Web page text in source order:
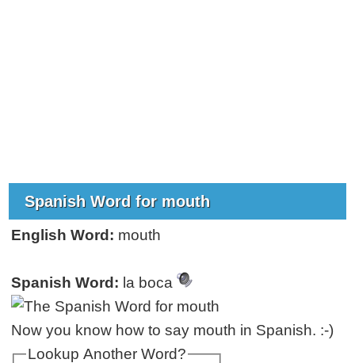
Spanish Word for mouth
English Word: mouth
Spanish Word: la boca
Now you know how to say mouth in Spanish. :-)
Lookup Another Word?